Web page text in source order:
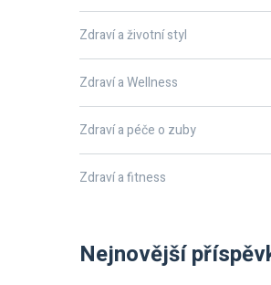
Zdraví a životní styl
Zdraví a Wellness
Zdraví a péče o zuby
Zdraví a fitness
Nejnovější